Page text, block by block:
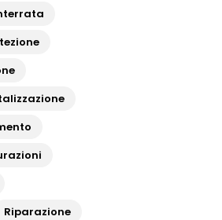
Riparazione